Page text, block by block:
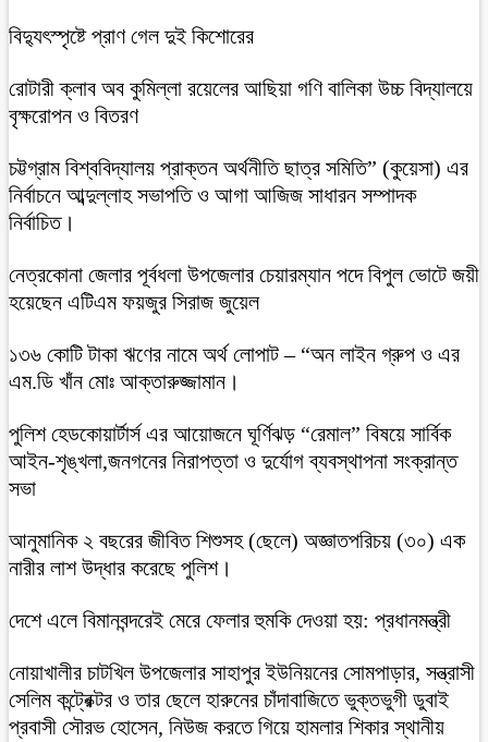
বিদ্যুৎস্পৃষ্টে প্রাণ গেল দুই কিশোরের
রোটারী ক্লাব অব কুমিল্লা রয়েলের আছিয়া গণি বালিকা উচ্চ বিদ্যালয়ে
বৃক্ষরোপন ও বিতরণ
চট্টগ্রাম বিশ্ববিদ্যালয় প্রাক্তন অর্থনীতি ছাত্র সমিতি” (কুয়েসা) এর
নির্বাচনে আব্দুল্লাহ সভাপতি ও আগা আজিজ সাধারন সম্পাদক
নির্বাচিত।
নেত্রকোনা জেলার পূর্বধলা উপজেলার চেয়ারম্যান পদে বিপুল ভোটে জয়ী
হয়েছেন এটিএম ফয়জুর সিরাজ জুয়েল
১৩৬ কোটি টাকা ঋণের নামে অর্থ লোপাট – “অন লাইন গ্রুপ ও এর
এম.ডি খাঁন মোঃ আক্তারুজ্জামান।
পুলিশ হেডকোয়ার্টার্স এর আয়োজনে ঘূর্ণিঝড় “রেমাল” বিষয়ে সার্বিক
আইন-শৃঙ্খলা,জনগনের নিরাপত্তা ও দুর্যোগ ব্যবস্থাপনা সংক্রান্ত
সভা
আনুমানিক ২ বছরের জীবিত শিশুসহ (ছেলে) অজ্ঞাতপরিচয় (৩০) এক
নারীর লাশ উদ্ধার করেছে পুলিশ।
দেশে এলে বিমানবন্দরেই মেরে ফেলার হুমকি দেওয়া হয়: প্রধানমন্ত্রী
নোয়াখালীর চাটখিল উপজেলার সাহাপুর ইউনিয়নের সোমপাড়ার, সন্ত্রাসী
সেলিম কন্ট্রেক্টর ও তার ছেলে হারুনের চাঁদাবাজিতে ভুক্তভুগী ডুবাই
প্রবাসী সৌরভ হোসেন, নিউজ করতে গিয়ে হামলার শিকার স্থানীয়